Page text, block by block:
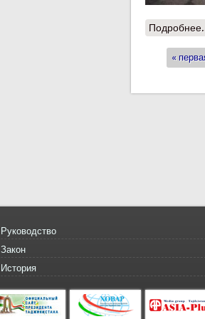
«
Руководство
Закон
История